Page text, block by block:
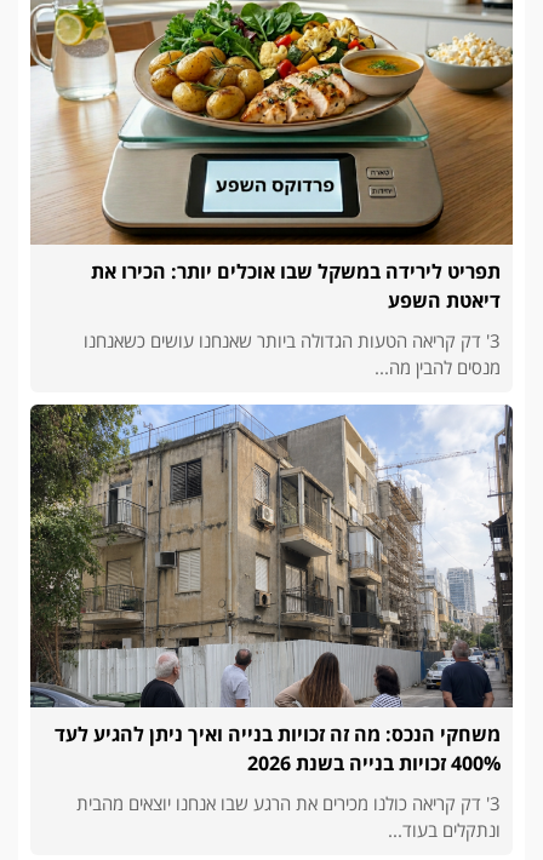
תפריט לירידה במשקל שבו אוכלים יותר: הכירו את
דיאטת השפע
3' דק קריאה הטעות הגדולה ביותר שאנחנו עושים כשאנחנו
מנסים להבין מה...
משחקי הנכס: מה זה זכויות בנייה ואיך ניתן להגיע לעד
400% זכויות בנייה בשנת 2026
3' דק קריאה כולנו מכירים את הרגע שבו אנחנו יוצאים מהבית
ונתקלים בעוד...